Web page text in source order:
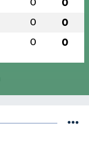
0 0
0 0
0 0